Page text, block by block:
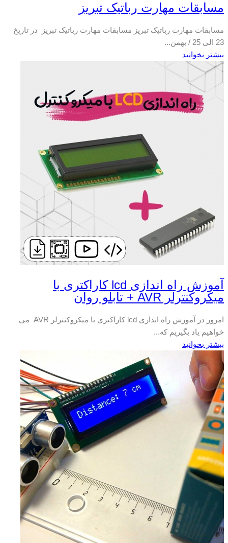
مسابقات مهارت رباتیک تبریز
مسابقات مهارت رباتیک تبریز مسابقات مهارت رباتیک تبریز در تاریخ
23 الی 25 / بهمن...
بیشتر بخوانید
آموزش راه اندازی lcd کاراکتری با
میکروکنترلر AVR + تابلو روان
امروز در آموزش راه اندازی lcd کاراکتری با میکروکنترلر AVR می
خواهیم یاد بگیریم که...
بیشتر بخوانید